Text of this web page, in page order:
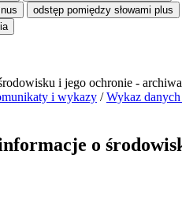
odstęp pomiędzy słowami plus
i wykazy /Wykaz
o